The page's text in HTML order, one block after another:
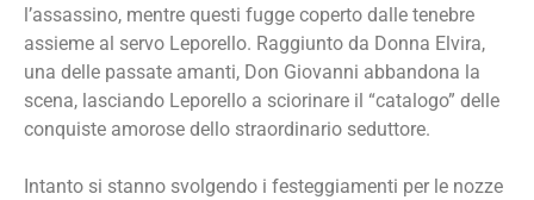
l’assassino, mentre questi fugge coperto da lle tenebre
assieme al servo Leporello. Raggiunto da Donna Elvira,
una delle passate amanti, Don Giovanni abbandona la
scena, lasciando Leporello a sciorinare il “catalogo” delle
conquiste amorose dello straordinario seduttore.
Intanto si stanno svolgendo i festeggiamenti per le nozze